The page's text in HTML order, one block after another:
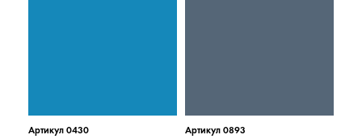
Артикул 0430
Артикул 0893